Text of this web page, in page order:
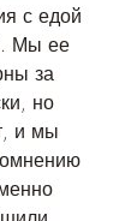
с едой
Мы ее
за
но
и мы